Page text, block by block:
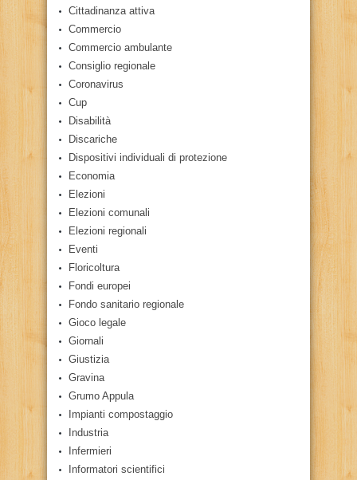
Cittadinanza attiva
Commercio
Commercio ambulante
Consiglio regionale
Coronavirus
Cup
Disabilità
Discariche
Dispositivi individuali di protezione
Economia
Elezioni
Elezioni comunali
Elezioni regionali
Eventi
Floricoltura
Fondi europei
Fondo sanitario regionale
Gioco legale
Giornali
Giustizia
Gravina
Grumo Appula
Impianti compostaggio
Industria
Infermieri
Informatori scientifici